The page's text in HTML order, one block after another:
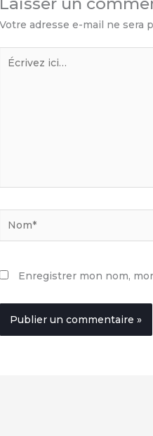
Votre adresse e-mail ne sera
Écrivez
ici…
Enregistrer mon nom,